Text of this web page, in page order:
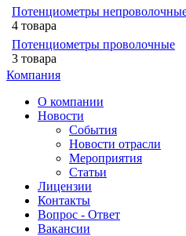
Потенциометры
4 товара
Потенциометры проволочные
3 товара
Компания
О компании
Новости
События
Новости отрасли
Мероприятия
Статьи
Лицензии
Контакты
Вопрос - Ответ
Вакансии